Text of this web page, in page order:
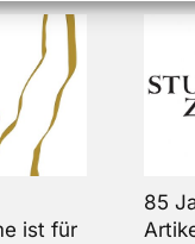
ist für
85